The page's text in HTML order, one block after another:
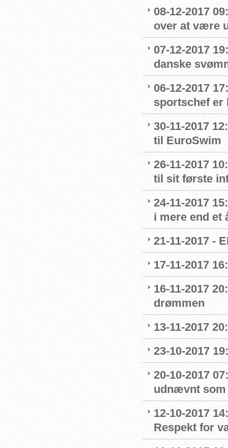
08-12-2017
over at være
07-12-2017
danske
06-12-2017
sportschef er
30-11-2017
til EuroSwim
26-11-2017
til sit første
24-11-2017
i mere end et
21-11-2017 -
17-11-2017
16-11-2017
drømmen
13-11-2017
23-10-2017
20-10-2017
udnævnt som
12-10-2017
Respekt for